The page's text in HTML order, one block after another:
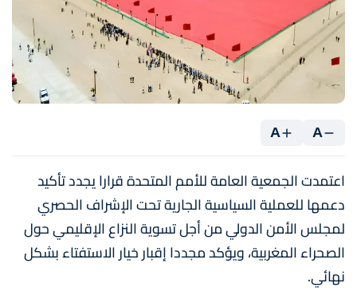
A
A
اعتمدت الجمعية العامة للأمم المتحدة قرارا يجدد تأكيد
دعمها للعملية السياسية الجارية تحت الإشراف الحصري
لمجلس الأمن الدولي من أجل تسوية النزاع الإقليمي حول
الصحراء المغربية، ويؤكد مجددا إقبار خيار الاستفتاء بشكل
نهائي.